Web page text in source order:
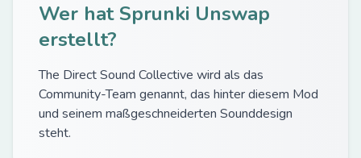
Wer hat Sprunki Unswap
erstellt?
The Direct Sound Collective wird als das
Community-Team genannt, das hinter diesem Mod
und seinem maßgeschneiderten Sounddesign
steht.